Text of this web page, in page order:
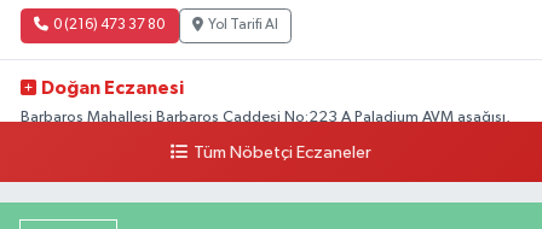
0 (216) 473 37 80 Yol Tarifi Al
Doğan Eczanesi
Barbaros Mahallesi Barbaros Caddesi No:223 A Paladium AVM aşağısı,
Tüm Nöbetçi Eczaneler